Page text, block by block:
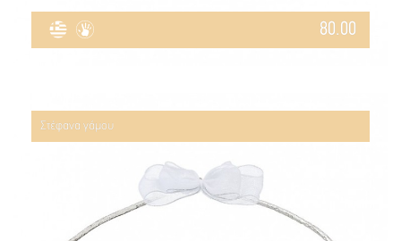
80.00
Στέφανα γάμου